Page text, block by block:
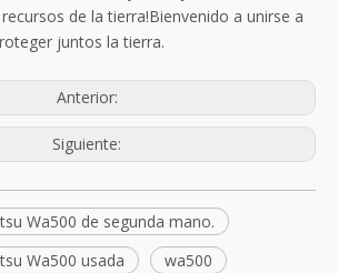
de la tierra!Bienvenido a unirse a
juntos la tierra.
Anterior:
Siguiente:
Wa500 de segunda mano.
Wa500 usada
wa500